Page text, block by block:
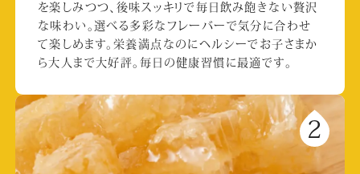
を楽しみつつ、後味スッキリで毎日飲み飽きない贅沢
な味わい。選べる多彩なフレーバーで気分に合わせ
て楽しめます。栄養満点なのにヘルシーでお子さまか
ら大人まで大好評。毎日の健康習慣に最適です。